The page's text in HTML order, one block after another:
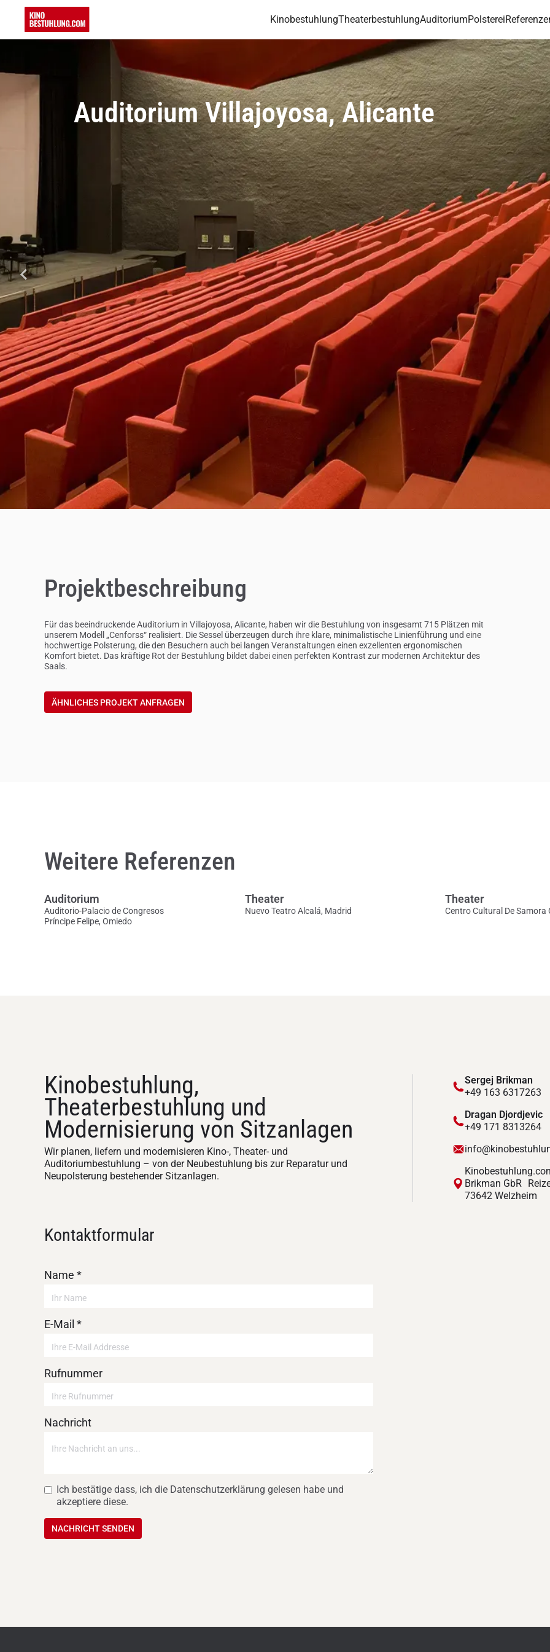
KinobestuhlungTheaterbestuhlungAuditoriumPolsterei
Auditorium Villajoyosa, Alicante
Projektbeschreibung
Für das beeindruckende Auditorium in Villajoyosa, Alicante, haben wir die Bestuhlung von insgesamt 715 Plätzen mit
unserem Modell „Cenforss“ realisiert. Die Sessel überzeugen durch ihre klare, minimalistische Linienführung und eine
hochwertige Polsterung, die den Besuchern auch bei langen Veranstaltungen einen exzellenten ergonomischen
Komfort bietet. Das kräftige Rot der Bestuhlung bildet dabei einen perfekten Kontrast zur modernen Architektur des
Saals.
ÄHNLICHES PROJEKT ANFRAGEN
Weitere Referenzen
Auditorium
Auditorio-Palacio de Congresos
Príncipe Felipe, Omiedo
Theater
Nuevo Teatro Alcalá, Madrid
Theater
Centro Cultural De Samora
Kinobestuhlung,
Theaterbestuhlung und
Modernisierung von Sitzanlagen
Wir planen, liefern und modernisieren Kino-, Theater- und
Auditoriumbestuhlung – von der Neubestuhlung bis zur Reparatur und
Neupolsterung bestehender Sitzanlagen.
Sergej Brikman
+49 163 6317263
Dragan Djordjevic
+49 171 8313264
Brikman GbR
73642 Welzheim
Kontaktformular
Name *
E-Mail *
Rufnummer
Nachricht
Ich bestätige dass, ich die Datenschutzerklärung gelesen habe und
akzeptiere diese.